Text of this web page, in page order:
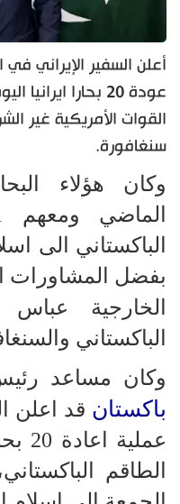
أعلن السفير الإيراني
عودة 20 بحارا
القوات الأمريكية غير
سنغافورة.
وكان هؤلاء
الباكستاني الى
بفضل المشاورات
الخارجية عباس
الباكستاني
وكان مساعد
باكستان قد اعلن
الطاقم